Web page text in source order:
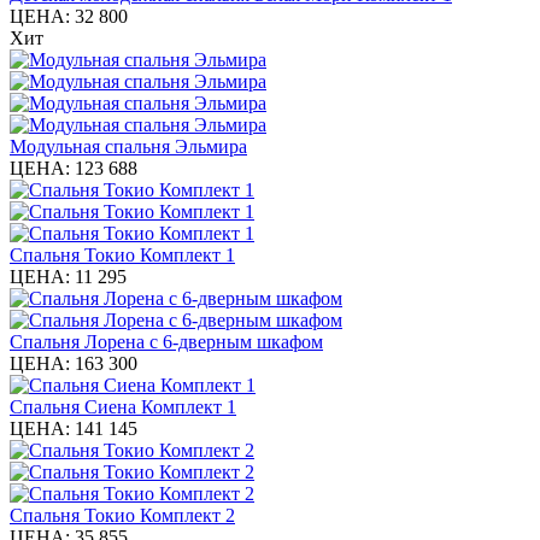
ЦЕНА: 32 800
Хит
Модульная спальня Эльмира
ЦЕНА: 123 688
Спальня Токио Комплект 1
ЦЕНА: 11 295
Спальня Лорена с 6-дверным шкафом
ЦЕНА: 163 300
Спальня Сиена Комплект 1
ЦЕНА: 141 145
Спальня Токио Комплект 2